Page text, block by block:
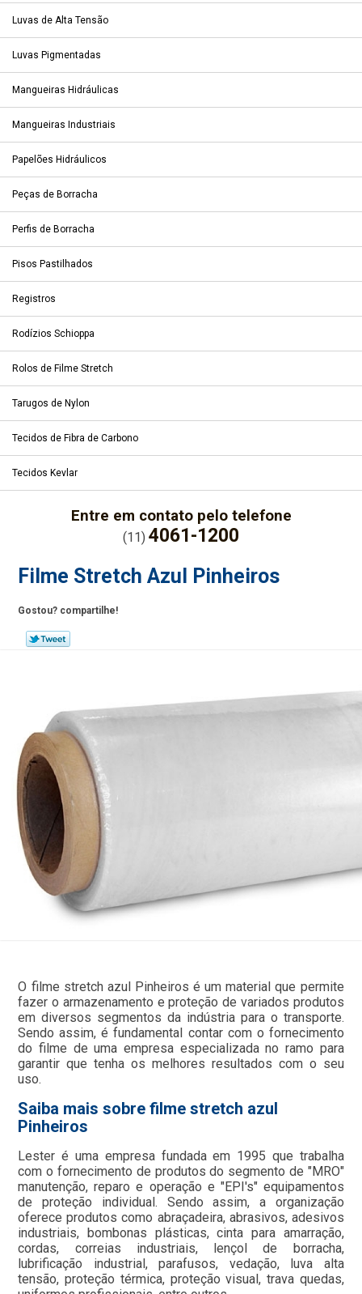
Luvas de Alta Tensão
Luvas Pigmentadas
Mangueiras Hidráulicas
Mangueiras Industriais
Papelões Hidráulicos
Peças de Borracha
Perfis de Borracha
Pisos Pastilhados
Registros
Rodízios Schioppa
Rolos de Filme Stretch
Tarugos de Nylon
Tecidos de Fibra de Carbono
Tecidos Kevlar
Entre em contato pelo telefone
(11) 4061-1200
Filme Stretch Azul Pinheiros
Gostou? compartilhe!
O filme stretch azul Pinheiros é um material que permite
fazer o armazenamento e proteção de variados produtos
em diversos segmentos da indústria para o transporte.
Sendo assim, é fundamental contar com o fornecimento
do filme de uma empresa especializada no ramo para
garantir que tenha os melhores resultados com o seu
uso.
Saiba mais sobre filme stretch azul
Pinheiros
Lester é uma empresa fundada em 1995 que trabalha
com o fornecimento de produtos do segmento de "MRO"
manutenção, reparo e operação e "EPI's" equipamentos
de proteção individual. Sendo assim, a organização
oferece produtos como abraçadeira, abrasivos, adesivos
industriais, bombonas plásticas, cinta para amarração,
cordas, correias industriais, lençol de borracha,
lubrificação industrial, parafusos, vedação, luva alta
tensão, proteção térmica, proteção visual, trava quedas,